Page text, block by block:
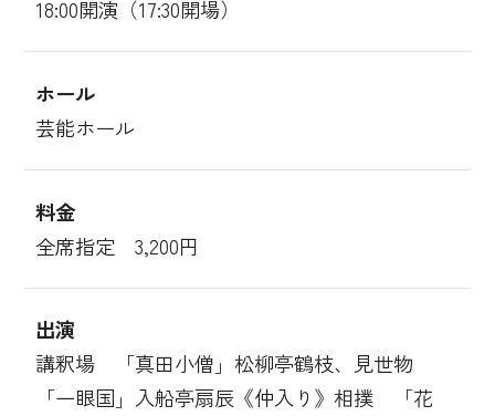
18:00開演（17:30開場）
ホール
芸能ホール
料金
全席指定 3,200円
出演
講釈場 「真田小僧」松柳亭鶴枝、見世物
「一眼国」入船亭扇辰《仲入り》相撲 「花